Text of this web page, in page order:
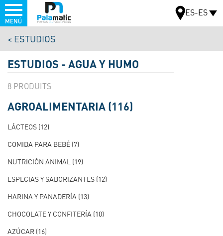
contenido
principal
Menu
MAPA
ES-ES
MENÚ
ESTUDIOS
ESTUDIOS - AGUA Y HUMO
8
NAVIGATION
TEST
AGROALIMENTARIA (116)
LÁCTEOS (12)
COMIDA PARA BEBÉ (7)
NUTRICIÓN ANIMAL (19)
ESPECIAS Y SABORIZANTES (12)
HARINA Y PANADERÍA (13)
CHOCOLATE Y CONFITERÍA (10)
AZÚCAR (16)